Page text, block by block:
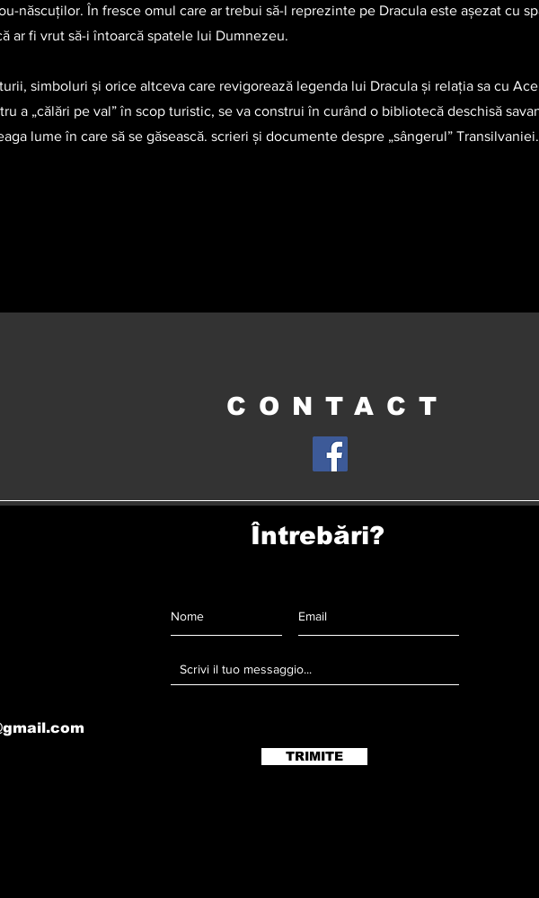
născuților. În fresce omul care ar trebui să-l reprezinte pe Dracula este așezat cu
ar fi vrut să-i întoarcă spatele lui Dumnezeu.
simboluri și orice altceva care revigorează legenda lui Dracula și relația sa cu
a „călări pe val” în scop turistic, se va construi în curând o bibliotecă deschisă
lume în care să se găsească. scrieri şi documente despre „sângerul” Transilvaniei.
CONTACT
Întrebări?
TRIMITE